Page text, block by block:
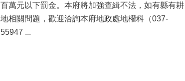
百萬元以下罰金。本府將加強查緝不法，如有縣有耕
地相關問題，歡迎洽詢本府地政處地權科（037-
55947 ...